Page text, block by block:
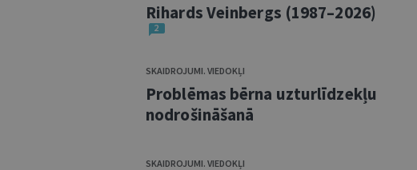
Rihards Veinbergs (1987–2026)
2
SKAIDROJUMI. VIEDOKĻI
Problēmas bērna uzturlīdzekļu
nodrošināšanā
SKAIDROJUMI. VIEDOKĻI